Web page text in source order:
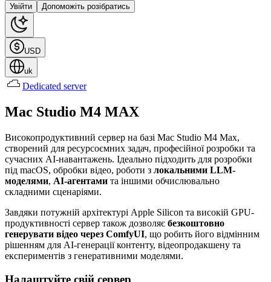
Увійти Допоможіть розібратись
USD
uk
Dedicated server
Mac Studio M4 MAX
Високопродуктивний сервер на базі Mac Studio M4 Max,
створений для ресурсоємних задач, професійної розробки та
сучасних AI-навантажень. Ідеально підходить для розробки
під macOS, обробки відео, роботи з локальними LLM-
моделями, AI-агентами та іншими обчислювально
складними сценаріями.
Завдяки потужній архітектурі Apple Silicon та високій GPU-
продуктивності сервер також дозволяє безкоштовно
генерувати відео через ComfyUI, що робить його відмінним
рішенням для AI-генерації контенту, відеопродакшену та
експериментів з генеративними моделями.
Налаштуйте свій сервер